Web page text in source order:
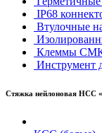
IP68
Втулочные
Клеммы
Инструмент
Стяжка нейлоновая НСС